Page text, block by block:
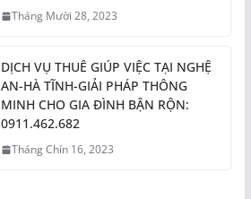
Tháng Mười 28, 2023
DỊCH VỤ THUÊ GIÚP VIỆC TẠI NGHỆ
AN-HÀ TĨNH-GIẢI PHÁP THÔNG
MINH CHO GIA ĐÌNH BẬN RỘN:
0911.462.682
Tháng Chín 16, 2023